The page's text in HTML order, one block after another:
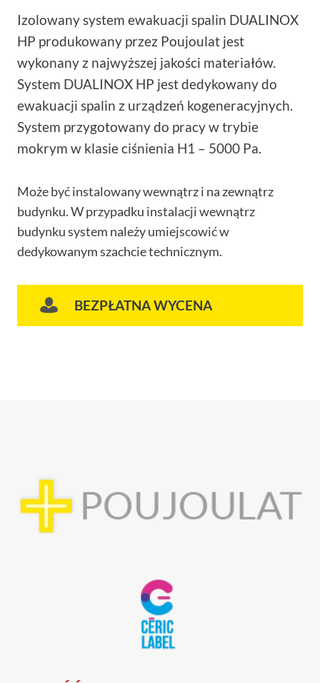
Izolowany system ewakuacji spalin DUALINOX
HP produkowany przez Poujoulat jest
wykonany z najwyższej jakości materiałów.
System DUALINOX HP jest dedykowany do
ewakuacji spalin z urządzeń kogeneracyjnych.
System przygotowany do pracy w trybie
mokrym w klasie ciśnienia H1 – 5000 Pa.
Może być instalowany wewnątrz i na zewnątrz
budynku. W przypadku instalacji wewnątrz
budynku system należy umiejscowić w
dedykowanym szachcie technicznym.
BEZPŁATNA WYCENA